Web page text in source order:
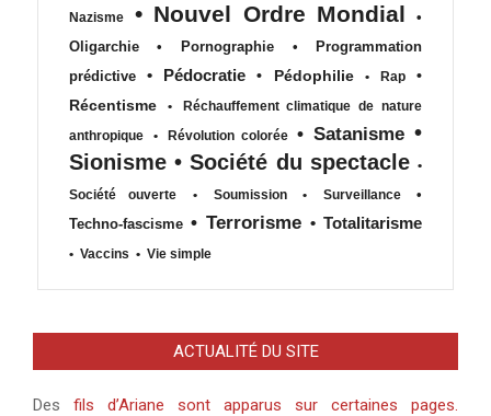
Nazisme
• Nouvel Ordre Mondial
•
Oligarchie
• Pornographie •
Programmation
prédictive
• Pédocratie • Pédophilie • Rap
•
Récentisme
•
Réchauffement climatique de nature
anthropique
• Révolution colorée • Satanisme •
Sionisme • Société du spectacle •
Société ouverte
• Soumission • Surveillance
•
Techno-fascisme • Terrorisme • Totalitarisme
• Vaccins • Vie simple
ACTUALITÉ DU SITE
Des fils d’Ariane sont apparus sur certaines pages.